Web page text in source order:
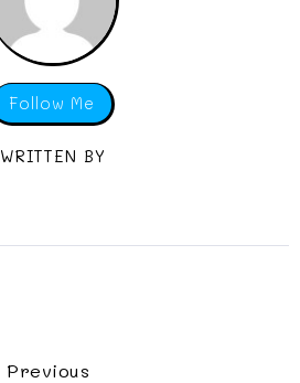
Follow Me
WRITTEN BY
Previous